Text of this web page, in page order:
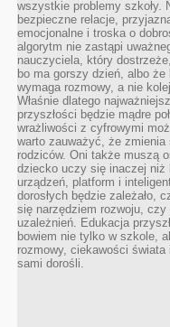
wszystkie problemy szkoły.
bezpieczne relacje,
emocjonalne i troska o
algorytm nie zastąpi
nauczyciela, który
bo ma gorszy dzień, albo
wymaga rozmowy, a nie
Właśnie dlatego
przyszłości będzie mądre
wrażliwości z cyfrowymi
warto zauważyć, że zmienia
rodziców. Oni także muszą
dziecko uczy się inaczej
urządzeń, platform i
dorosłych będzie zależało,
się narzędziem rozwoju, czy
uzależnień. Edukacja
bowiem nie tylko w szkole,
rozmowy, ciekawości świata
sami dorośli.